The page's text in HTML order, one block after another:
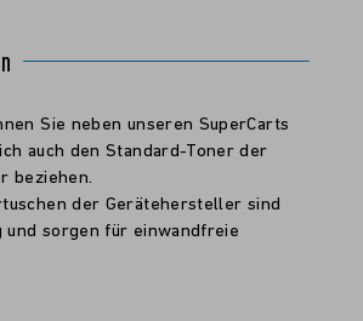
Sie neben unseren SuperCarts
auch den Standard-Toner der
beziehen.
der Gerätehersteller sind
und sorgen für einwandfreie